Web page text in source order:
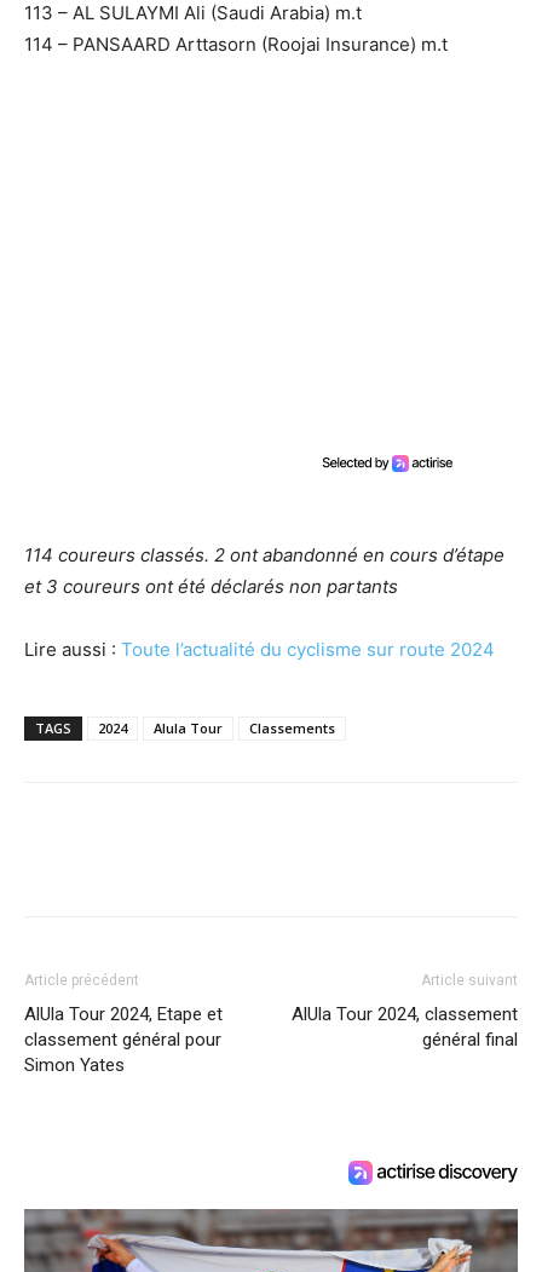
113 – AL SULAYMI Ali (Saudi Arabia) m.t
114 – PANSAARD Arttasorn (Roojai Insurance) m.t
114 coureurs classés. 2 ont abandonné en cours d’étape
et 3 coureurs ont été déclarés non partants
Lire aussi : Toute l’actualité du cyclisme sur route 2024
TAGS 2024 Alula Tour Classements
Article précédent
AlUla Tour 2024, Etape et
classement général pour
Simon Yates
Article suivant
AlUla Tour 2024, classement
général final